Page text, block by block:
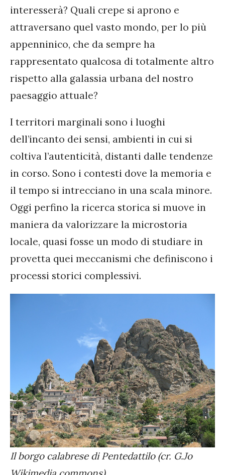
interesserà? Quali crepe si aprono e
attraversano quel vasto mondo, per lo più
appenninico, che da sempre ha
rappresentato qualcosa di totalmente altro
rispetto alla galassia urbana del nostro
paesaggio attuale?
I territori marginali sono i luoghi
dell’incanto dei sensi, ambienti in cui si
coltiva l’autenticità, distanti dalle tendenze
in corso. Sono i contesti dove la memoria e
il tempo si intrecciano in una scala minore.
Oggi perfino la ricerca storica si muove in
maniera da valorizzare la microstoria
locale, quasi fosse un modo di studiare in
provetta quei meccanismi che definiscono i
processi storici complessivi.
Il borgo calabrese di Pentedattilo (cr. G.Jo